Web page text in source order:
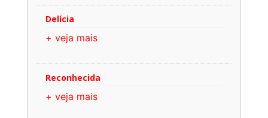
Delícia
+ veja mais
Reconhecida
+ veja mais